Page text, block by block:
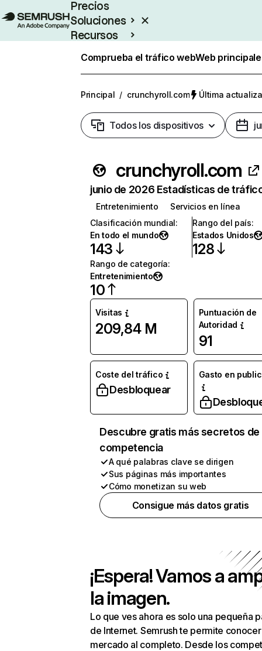
Precios
Soluciones
Recursos
Comprueba el tráfico webWeb
Principal / crunchyroll.com Última
Todos los dispositivos
crunchyroll.com
junio de 2026 Estadísticas de
Entretenimiento
Servicios en línea
Clasificación mundial:
En todo el mundo
143
Rango del país:
Estados Unidos
128
Rango de categoría:
Entretenimiento
10
Visitas
209,84 M
Puntuación de
Autoridad
91
Coste del tráfico
Desbloquear
Gasto en
Descubre gratis más secretos de
competencia
A qué palabras clave se dirigen
Sus páginas más importantes
Cómo monetizan su web
Consigue más datos gratis
¡Espera! Vamos a
la imagen.
Lo que ves ahora es solo una pequeña
de Internet. Semrush te permite
mercado al completo. Desde los